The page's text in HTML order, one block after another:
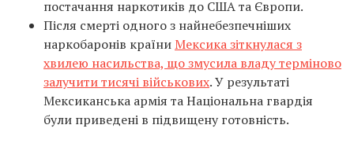
постачання наркотиків до США та Європи.
Після смерті одного з найнебезпечніших
наркобаронів країниМексика зіткнулася з
хвилею насильства, що змусила владу терміново
залучити тисячі військових. У результаті
Мексиканська армія та Національна гвардія
були приведені в підвищену готовність.